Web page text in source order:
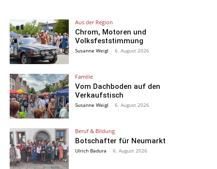
Aus der Region
Chrom, Motoren und
Volksfeststimmung
Susanne Weigl - 6. August 2026
Familie
Vom Dachboden auf den
Verkaufstisch
Susanne Weigl - 6. August 2026
Beruf & Bildung
Botschafter für Neumarkt
Ulrich Badura - 6. August 2026